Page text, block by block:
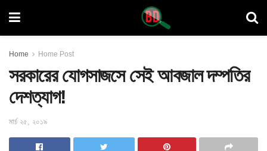
Home Home Post
সরকারের যোগসাজসে সেই আবজাল দম্পতির
দেশত্যাগ!
মার্চ ২৫, ২০১৯